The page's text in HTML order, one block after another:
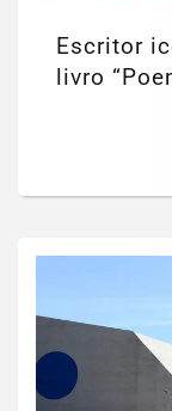
Escritor
livro